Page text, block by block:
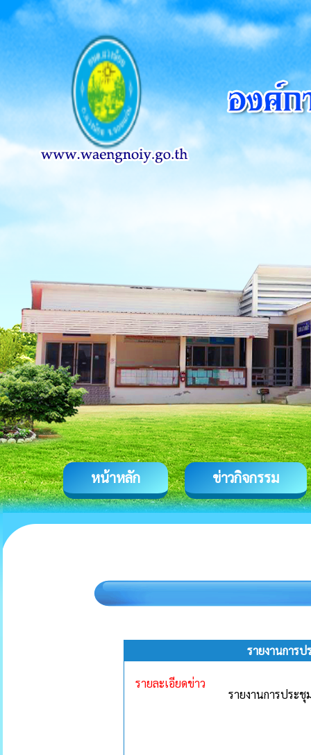
หน้าหลัก ข่าวกิจกรรม
รายงานการ
รายละเอียดข่าว
รายงานการประ